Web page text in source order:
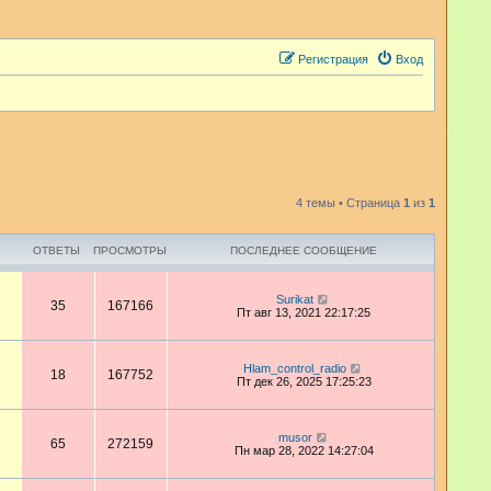
Вход
Регистрация
4 темы • Страница 1 из 1
ОТВЕТЫ ПРОСМОТРЫ ПОСЛЕДНЕЕ СООБЩЕНИЕ
35 167166
Surikat
Пт авг 13, 2021 22:17:25
18 167752
Hlam_control_radio
Пт дек 26, 2025 17:25:23
65 272159
musor
Пн мар 28, 2022 14:27:04